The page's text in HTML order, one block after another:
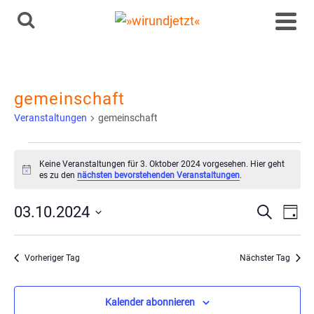
gemeinschaft
Veranstaltungen gemeinschaft
Veranstaltungen
3.
Oktober
2024
Hinweis
Keine Veranstaltungen für 3. Oktober 2024 vorgesehen. Hier geht
es zu den nächsten bevorstehenden Veranstaltungen.
und
Suche
Tag
03.10.2024
Datum
wählen.
Vorheriger Tag Nächster Tag
Kalender abonnieren